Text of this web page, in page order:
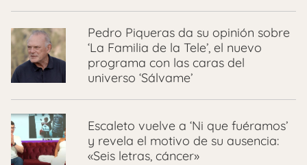
Pedro Piqueras da su opinión sobre
‘La Familia de la Tele’, el nuevo
programa con las caras del
universo ‘Sálvame’
Escaleto vuelve a ‘Ni que fuéramos’
y revela el motivo de su ausencia:
«Seis letras, cáncer»